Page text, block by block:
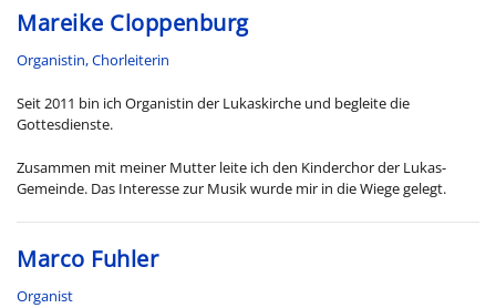
Mareike Cloppenburg
Organistin, Chorleiterin
Seit 2011 bin ich Organistin der Lukaskirche und begleite die
Gottesdienste.
Zusammen mit meiner Mutter leite ich den Kinderchor der Lukas-
Gemeinde. Das Interesse zur Musik wurde mir in die Wiege gelegt.
Marco Fuhler
Organist